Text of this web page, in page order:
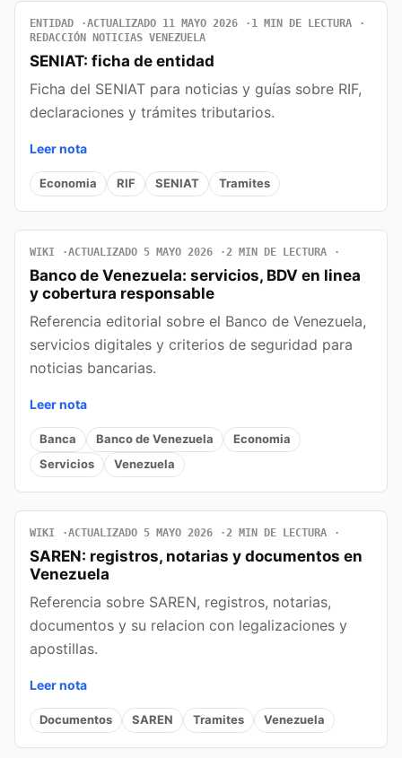
ENTIDAD ACTUALIZADO 11 MAYO 2026
1 MIN DE LECTURA
REDACCIÓN NOTICIAS VENEZUELA
SENIAT: ficha de entidad
Ficha del SENIAT para noticias y guías sobre RIF,
declaraciones y trámites tributarios.
Leer nota
Economia RIF SENIAT Tramites
WIKI ACTUALIZADO 5 MAYO 2026 2 MIN DE LECTURA
Banco de Venezuela: servicios, BDV en linea
y cobertura responsable
Referencia editorial sobre el Banco de Venezuela,
servicios digitales y criterios de seguridad para
noticias bancarias.
Leer nota
Banca Banco de Venezuela
Economia
Servicios
Venezuela
WIKI ACTUALIZADO 5 MAYO 2026 2 MIN DE LECTURA
SAREN: registros, notarias y documentos en
Venezuela
Referencia sobre SAREN, registros, notarias,
documentos y su relacion con legalizaciones y
apostillas.
Leer nota
Documentos SAREN Tramites Venezuela